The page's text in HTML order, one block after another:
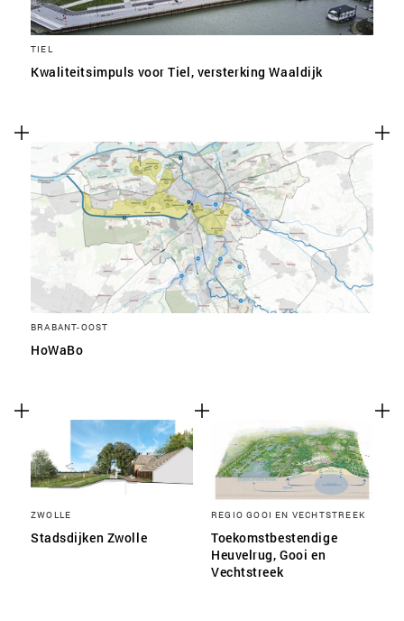
TIEL
Kwaliteitsimpuls voor Tiel, versterking Waaldijk
BRABANT-OOST
HoWaBo
ZWOLLE
Stadsdijken Zwolle
REGIO GOOI EN VECHTSTREEK
Toekomstbestendige
Heuvelrug, Gooi en
Vechtstreek